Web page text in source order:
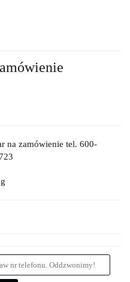
na zamówienie tel. 600-